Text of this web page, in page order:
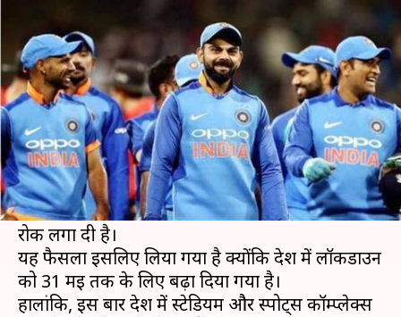
फिलहाल ट्रेनिंग पर नहीं लौटेंगे सेंट्रल
कॉन्ट्रैक्ट वाले खिलाड़ी- BCCI
लेखन Neeraj Pandey May 18, 2020 01:46 pm
क्या है खबर?
बोर्ड ऑफ क्रिकेट कंट्रोल इन इंडिया (BCCI) अपने सेंट्रल
कॉन्ट्रैक्ट वाले खिलाड़ियों के लिए स्किल ट्रेनिंग शुरु करने
की कोशिश में थी, लेकिन फिलहाल उन्होंने इस विचार पर
रोक लगा दी है।
यह फैसला इसलिए लिया गया है क्योंकि देश में लॉकडाउन
को 31 मई तक के लिए बढ़ा दिया गया है।
हालांकि, इस बार देश में स्टेडियम और स्पोर्ट्स कॉम्प्लेक्स